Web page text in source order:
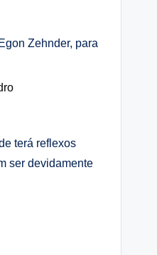
Zehnder, para
terá reflexos
ser devidamente